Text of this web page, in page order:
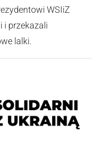
WSIiZ
i przekazali
lalki.